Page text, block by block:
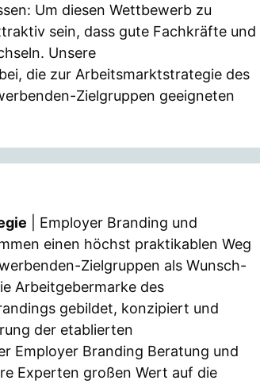
Um diesen Wettbewerb zu
sein, dass gute Fachkräfte und
Unsere
die zur Arbeitsmarktstrategie des
Zielgruppen geeigneten
| Employer Branding und
einen höchst praktikablen Weg
Zielgruppen als Wunsch-
Arbeitgebermarke des
gebildet, konzipiert und
der etablierten
Employer Branding Beratung und
Experten großen Wert auf die